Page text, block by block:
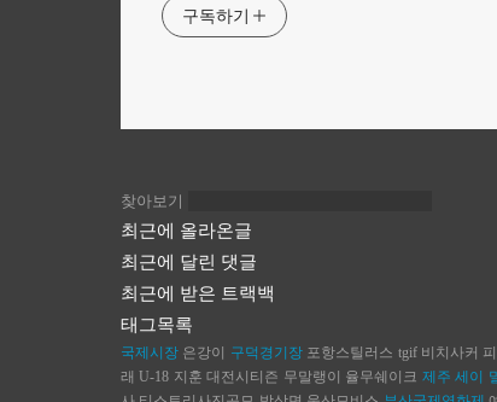
구독하기
찾아보기
최근에 올라온글
최근에 달린 댓글
최근에 받은 트랙백
태그목록
국제시장 은강이 구덕경기장 포항스틸러스 tgif 비치사커
래 U-18 지훈 대전시티즌 무말랭이 율무쉐이크 제주 세이